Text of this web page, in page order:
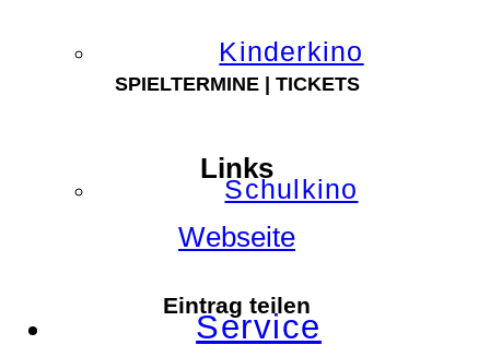
Kinderkino
Schulkino
Service
SPIELTERMINE | TICKETS
Links
Webseite
Eintrag teilen